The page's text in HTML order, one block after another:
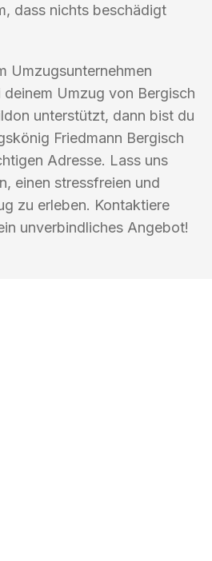
dass nichts beschädigt
Umzugsunternehmen
Umzug von Bergisch
unterstützt, dann bist du
Friedmann Bergisch
Adresse. Lass uns
einen stressfreien und
zu erleben. Kontaktiere
unverbindliches Angebot!